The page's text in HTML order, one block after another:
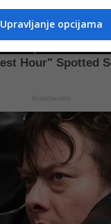
Upravljanje opcijama